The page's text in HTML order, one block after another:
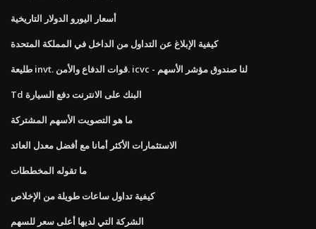
أسعار اليورو الدولار التاريخية
كيفية الإبلاغ عن التداول من الداخل في المملكة المتحدة
طليعة invt. قوات الدفاع والأمن. icvc - لنا صندوق مؤشر الأسهم
Td البنك على الانترنت دفع السيارة
ما هو التصويت الأسهم المشتركة
الاستثمارات الأكثر أمانا مع أفضل معدل العائد
ما تقوله المخططات
كيفية تداول ساعات طويلة من الإخلاص
الشركة التي لديها أعلى سعر للسهم